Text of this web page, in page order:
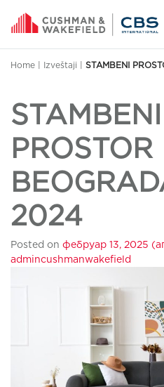
Home Izveštaji STAMBENI
STAMBENI
PROSTOR
2024
Posted on фебруар 13, 2025
admincushmanwakefield